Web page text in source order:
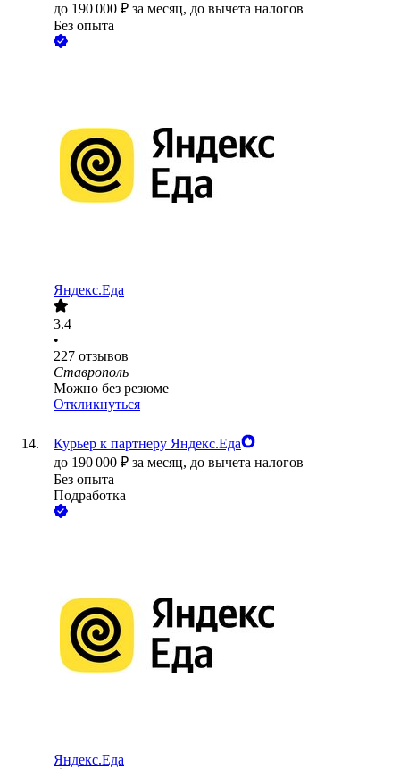
до 190 000 ₽ за месяц, до вычета налогов
Без опыта
Яндекс.Еда
3.4
•
227 отзывов
Ставрополь
Можно без резюме
Откликнуться
Курьер к партнеру Яндекс.Еда
до 190 000 ₽ за месяц, до вычета налогов
Без опыта
Подработка
Яндекс.Еда